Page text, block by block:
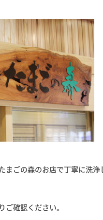
まごの森のお店で丁寧に洗
確認ください。